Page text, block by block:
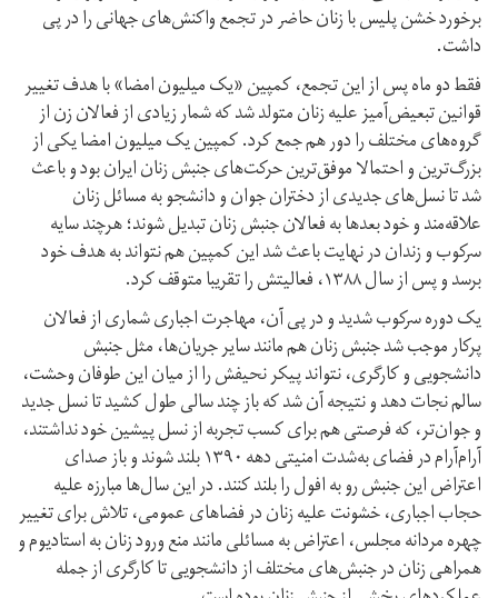
برخورد خشن پلیس با زنان حاضر در تجمع واکنش‌‏های جهانی را در پی
داشت.
فقط دو ماه پس از این تجمع، کمپین «یک میلیون امضا» با هدف تغییر
قوانین تبعیض‌آمیز علیه زنان متولد شد که شمار زیادی از فعالان زن از
گروه‌های مختلف را دور هم جمع کرد. کمپین یک میلیون امضا یکی از
بزرگ‌ترین و احتمالا موفق‌ترین حرکت‌های جنبش زنان ایران بود و باعث
شد تا نسل‌های جدیدی از دختران جوان و دانشجو به مسائل زنان
علاقه‌مند و خود بعدها به فعالان جنبش زنان تبدیل شوند؛ هرچند سایه
سرکوب و زندان در نهایت باعث شد این کمپین هم نتواند به هدف خود
برسد و پس از سال ۱۳۸۸، فعالیتش را تقریبا متوقف کرد.
یک دوره سرکوب شدید و در پی آن، مهاجرت اجباری شماری از فعالان
پرکار موجب شد جنبش زنان هم مانند سایر جریان‌ها، مثل جنبش
دانشجویی و کارگری، نتواند پیکر نحیفش را از میان این طوفان وحشت،
سالم نجات دهد و نتیجه آن شد که باز چند سالی طول کشید تا نسل جدید
و جوان‌‏تر، که فرصتی هم برای کسب تجربه از نسل پیشین خود نداشتند،
آرام‌آرام در فضای به‌شدت امنیتی دهه ۱۳۹۰ بلند شوند و باز صدای
اعتراض این جنبش رو به افول را بلند کنند. در این سال‌ها مبارزه علیه
حجاب اجباری، خشونت علیه زنان در فضاهای عمومی، تلاش برای تغییر
چهره مردانه مجلس، اعتراض به مسائلی مانند منع ورود زنان به استادیوم و
همراهی زنان در جنبش‌های مختلف از دانشجویی تا کارگری از جمله